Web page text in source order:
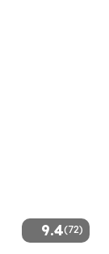
9.4(72)